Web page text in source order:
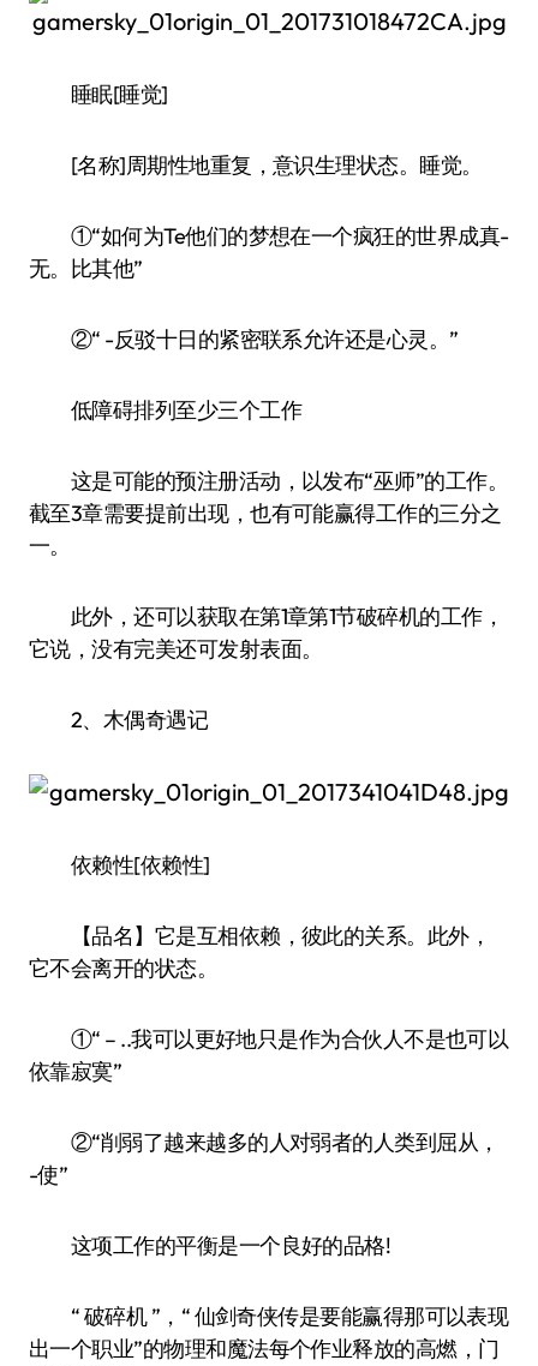
睡眠[睡觉]
[名称]周期性地重复，意识生理状态。睡觉。
①“如何为Te他们的梦想在一个疯狂的世界成真-
无。比其他”
②“ -反驳十日的紧密联系允许还是心灵。”
低障碍排列至少三个工作
这是可能的预注册活动，以发布“巫师”的工作。
截至3章需要提前出现，也有可能赢得工作的三分之
一。
此外，还可以获取在第1章第1节破碎机的工作，
它说，没有完美还可发射表面。
2、木偶奇遇记
依赖性[依赖性]
【品名】它是互相依赖，彼此的关系。此外，
它不会离开的状态。
①“ – ..我可以更好地只是作为合伙人不是也可以
依靠寂寞”
②“削弱了越来越多的人对弱者的人类到屈从，
-使”
这项工作的平衡是一个良好的品格!
“ 破碎机 ”，“ 仙剑奇侠传是要能赢得那可以表现
出一个职业”的物理和魔法每个作业释放的高燃，门